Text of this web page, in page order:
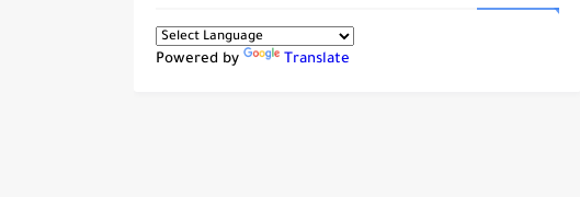
Powered by Translate